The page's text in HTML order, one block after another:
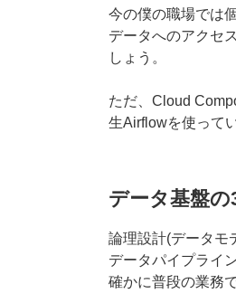
今の僕の職場では
データへのアクセ
しょう。
ただ、Cloud
生Airflowを使って
データ基盤
論理設計(データモ
データパイプライ
確かに普段の業務